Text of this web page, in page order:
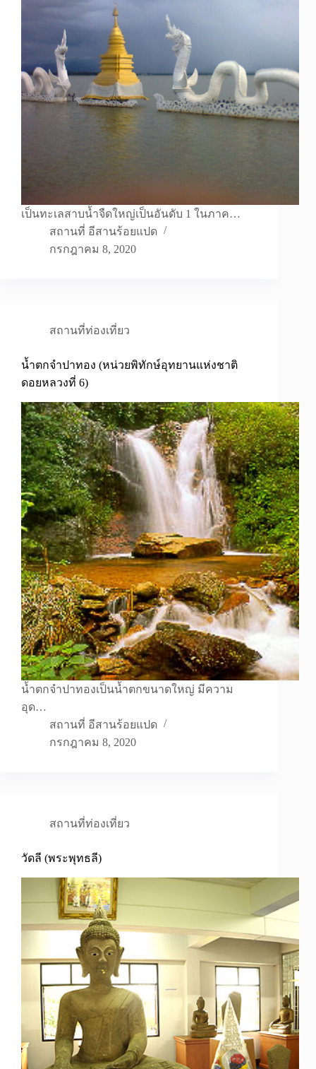
เป็นทะเลสาบน้ำจืดใหญ่เป็นอันดับ 1 ในภาค…
สถานที่ อีสานร้อยแปด
กรกฎาคม 8, 2020
สถานที่ท่องเที่ยว
น้ำตกจำปาทอง (หน่วยพิทักษ์อุทยานแห่งชาติ
ดอยหลวงที่ 6)
น้ำตกจำปาทองเป็นน้ำตกขนาดใหญ่ มีความ
อุด…
สถานที่ อีสานร้อยแปด
กรกฎาคม 8, 2020
สถานที่ท่องเที่ยว
วัดลี (พระพุทธลี)